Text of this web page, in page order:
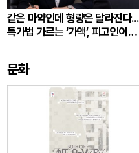
같은 마약인데 형량은 달라진다...
특가법 가르는 ‘가액’, 피고인이
문화